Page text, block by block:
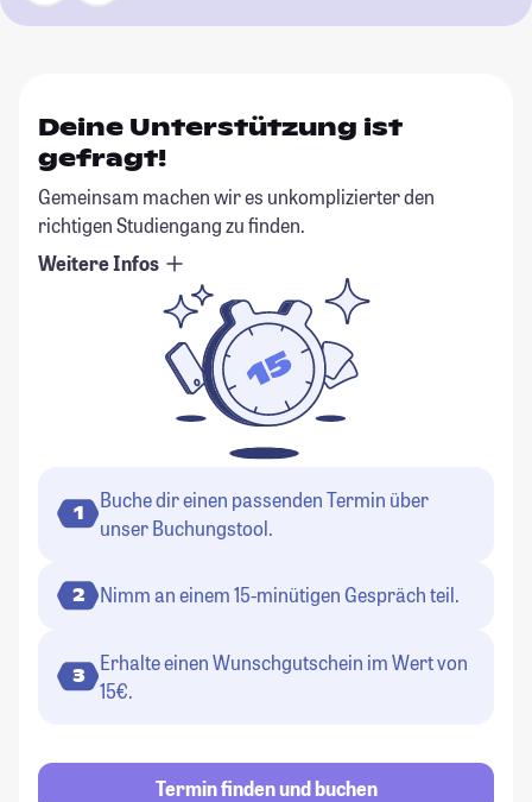
Deine Unterstützung ist
gefragt!
Gemeinsam machen wir es unkomplizierter den
richtigen Studiengang zu finden.
Weitere Infos
1
Buche dir einen passenden Termin über
unser Buchungstool.
2 Nimm an einem 15-minütigen Gespräch teil.
3
Erhalte einen Wunschgutschein im Wert von
15€.
Termin finden und buchen